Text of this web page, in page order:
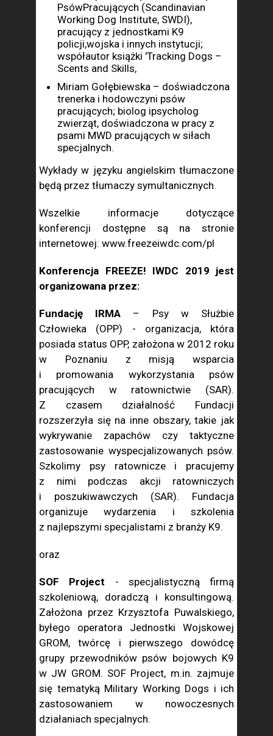
PsówPracujących (Scandinavian
Working Dog Institute, SWDI),
pracujący z jednostkami K9
policji,wojska i innych instytucji;
współautor książki 'Tracking Dogs –
Scents and Skills,
Miriam Gołębiewska – doświadczona
trenerka i hodowczyni psów
pracujących; biolog ipsycholog
zwierząt, doświadczona w pracy z
psami MWD pracujących w siłach
specjalnych.
Wykłady w języku angielskim tłumaczone
będą przez tłumaczy symultanicznych.
Wszelkie informacje dotyczące
konferencji dostępne są na stronie
internetowej: www.freezeiwdc.com/pl
Konferencja FREEZE! IWDC 2019 jest
organizowana przez:
Fundację IRMA – Psy w Służbie
Człowieka (OPP) - organizacja, która
posiada status OPP, założona w 2012 roku
w Poznaniu z misją wsparcia
i promowania wykorzystania psów
pracujących w ratownictwie (SAR).
Z czasem działalność Fundacji
rozszerzyła się na inne obszary, takie jak
wykrywanie zapachów czy taktyczne
zastosowanie wyspecjalizowanych psów.
Szkolimy psy ratownicze i pracujemy
z nimi podczas akcji ratowniczych
i poszukiwawczych (SAR). Fundacja
organizuje wydarzenia i szkolenia
z najlepszymi specjalistami z branży K9.
oraz
SOF Project - specjalistyczną firmą
szkoleniową, doradczą i konsultingową.
Założona przez Krzysztofa Puwalskiego,
byłego operatora Jednostki Wojskowej
GROM, twórcę i pierwszego dowódcę
grupy przewodników psów bojowych K9
w JW GROM. SOF Project, m.in. zajmuje
się tematyką Military Working Dogs i ich
zastosowaniem w nowoczesnych
działaniach specjalnych.